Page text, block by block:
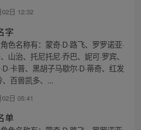
日 12:32
字
色名称有：蒙奇·D·路飞、罗罗诺亚·
山治、托尼托尼·乔巴、妮可·罗宾、
卡普、黑胡子马歇尔·D·蒂奇、红发
、百兽凯多、...
日 05:41
单